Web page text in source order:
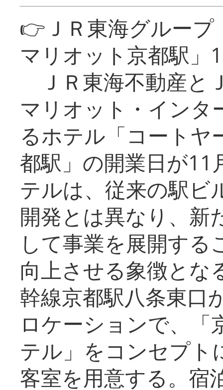
👉ＪＲ東海グルー
マリオット京都駅」
ＪＲ東海不動産と
マリオット・インタ
るホテル「コートヤ
都駅」の開業日が11
テルは、従来の駅ビ
開発とは異なり、新
して事業を展開する
向上させる象徴とな
幹線京都駅八条東口
ロケーションで、「
テル」をコンセプト
客室を用意する。宿